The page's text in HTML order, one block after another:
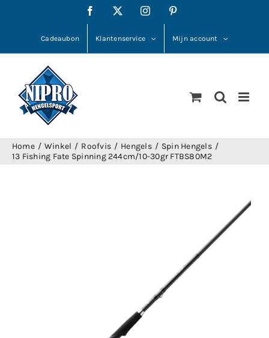
Facebook Instagram
Cadeaubon Klantenservice Mijn account
Home Winkel Roofvis Hengels
Spin Hengels
13 Fishing Fate Spinning 244cm/10-30gr FTBS80M2